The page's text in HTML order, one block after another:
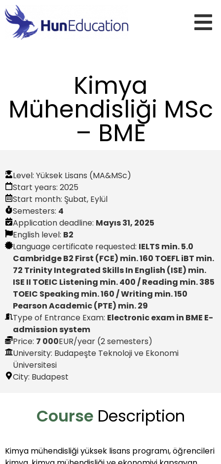
Kimya
Mühendisliği MSc
– BME
Level: Yüksek Lisans (MA&MSc)
Start years: 2025
Start month: Şubat, Eylül
Semesters: 4
Application deadline: Mayıs 31, 2025
English level: B2
Language certificate requested: IELTS min. 5.0
Cambridge B2 First (FCE) min. 160 TOEFL iBT min.
72 Trinity Integrated Skills In English (ISE) min.
ISE II TOEIC Listening min. 400 / Reading min. 385
TOEIC Speaking min. 160 / Writing min. 150
Pearson Academic (PTE) min. 29
Type of Entrance Exam: Electronic exam in BME E-
admission system
Price: 7 000EUR/year (2 semesters)
University: Budapeşte Teknoloji ve Ekonomi
Üniversitesi
City: Budapest
Course Description
Kimya mühendisliği yüksek lisans programı, öğrencileri